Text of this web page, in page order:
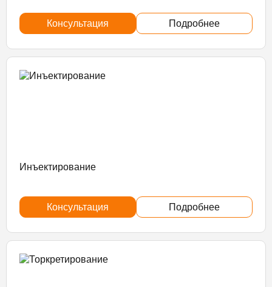
Консультация Подробнее
Инъектирование
Консультация Подробнее